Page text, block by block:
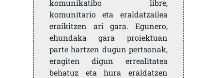
komunikatibo libre,
komunitario eta eraldatzailea
eraikitzen ari gara. Egunero,
ehundaka gara proiektuan
parte hartzen dugun pertsonak,
eragiten digun errealitatea
behatuz eta hura eraldatzen